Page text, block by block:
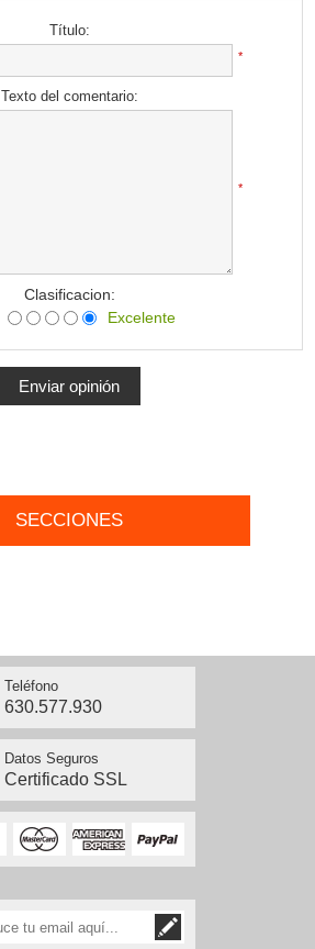
Título:
*
Texto del comentario:
*
Clasificacion:
Excelente
SECCIONES
Teléfono
630.577.930
Datos Seguros
Certificado SSL